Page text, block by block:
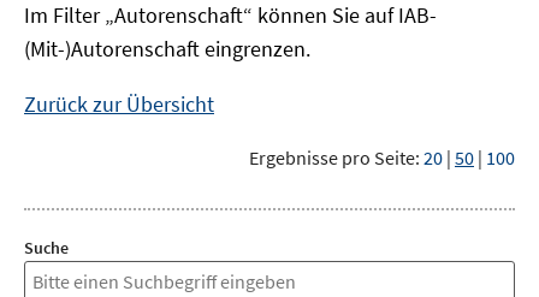
Im Filter „Autorenschaft“ können Sie auf IAB-
(Mit-)Autorenschaft eingrenzen.
Zurück zur Übersicht
Ergebnisse pro Seite: 20 | 50 | 100
Suche